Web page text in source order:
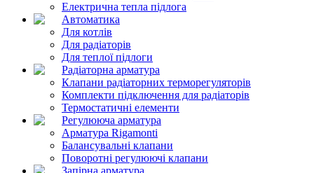
Електрична тепла підлога
Автоматика
Для котлів
Для радіаторів
Для теплої підлоги
Радіаторна арматура
Клапани радіаторних терморегуляторів
Комплекти підключення для радіаторів
Термостатичні елементи
Регулююча арматура
Арматура Rigamonti
Балансувальні клапани
Поворотні регулюючі клапани
Запірна арматура